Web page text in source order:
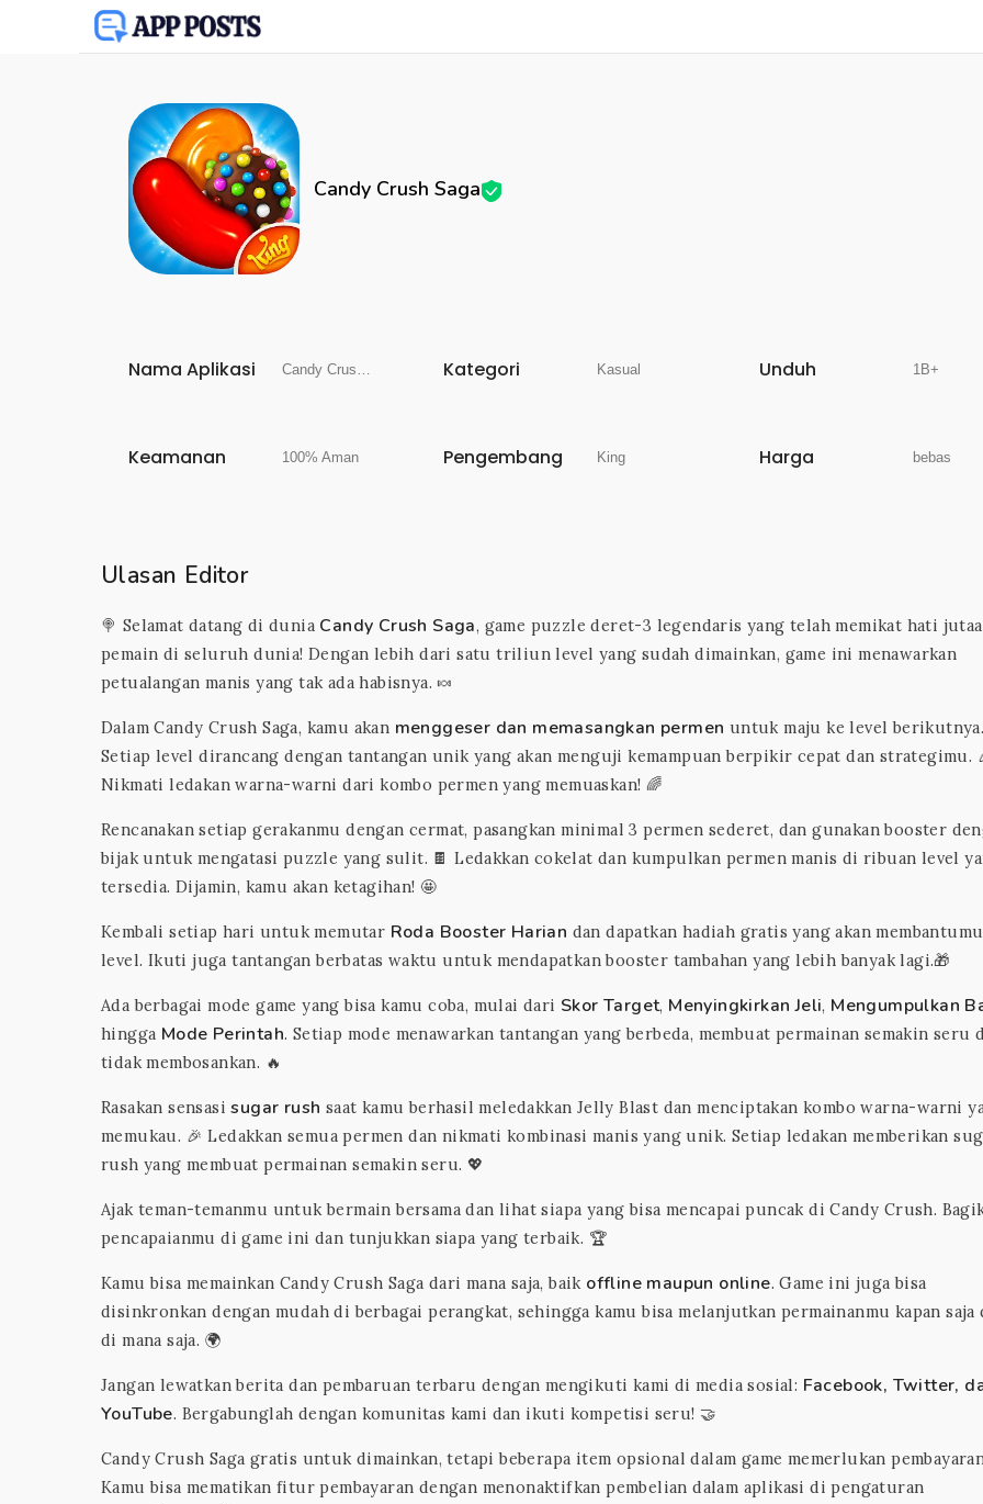
Candy Crush Saga
Nama Aplikasi Candy Crush Saga Kategori Kasual Unduh 1B+
Keamanan 100% Aman Pengembang King Harga bebas
Ulasan Editor
🍭 Selamat datang di dunia Candy Crush Saga, game puzzle deret-3 legendaris yang telah memikat hati
pemain di seluruh dunia! Dengan lebih dari satu triliun level yang sudah dimainkan, game ini menawarkan
petualangan manis yang tak ada habisnya. 🍬
Dalam Candy Crush Saga, kamu akan menggeser dan memasangkan permen untuk maju ke level
Setiap level dirancang dengan tantangan unik yang akan menguji kemampuan berpikir cepat dan strategimu.
Nikmati ledakan warna-warni dari kombo permen yang memuaskan! 🌈
Rencanakan setiap gerakanmu dengan cermat, pasangkan minimal 3 permen sederet, dan gunakan booster
bijak untuk mengatasi puzzle yang sulit. 🍫 Ledakkan cokelat dan kumpulkan permen manis di ribuan level
tersedia. Dijamin, kamu akan ketagihan! 🤩
Kembali setiap hari untuk memutar Roda Booster Harian dan dapatkan hadiah gratis yang akan
level. Ikuti juga tantangan berbatas waktu untuk mendapatkan booster tambahan yang lebih banyak lagi.🎁
Ada berbagai mode game yang bisa kamu coba, mulai dari Skor Target, Menyingkirkan Jeli, Mengumpulkan
hingga Mode Perintah. Setiap mode menawarkan tantangan yang berbeda, membuat permainan semakin seru
tidak membosankan. 🔥
Rasakan sensasisugar rush saat kamu berhasil meledakkan Jelly Blast dan menciptakan kombo warna-warni
memukau. 🎉 Ledakkan semua permen dan nikmati kombinasi manis yang unik. Setiap ledakan memberikan
rush yang membuat permainan semakin seru. 💖
Ajak teman-temanmu untuk bermain bersama dan lihat siapa yang bisa mencapai puncak di Candy Crush.
pencapaianmu di game ini dan tunjukkan siapa yang terbaik. 🏆
Kamu bisa memainkan Candy Crush Saga dari mana saja, baik offline maupun online. Game ini juga bisa
disinkronkan dengan mudah di berbagai perangkat, sehingga kamu bisa melanjutkan permainanmu kapan saja
di mana saja. 🌍
Jangan lewatkan berita dan pembaruan terbaru dengan mengikuti kami di media sosial: Facebook, Twitter,
YouTube. Bergabunglah dengan komunitas kami dan ikuti kompetisi seru! 🤝
Candy Crush Saga gratis untuk dimainkan, tetapi beberapa item opsional dalam game memerlukan
Kamu bisa mematikan fitur pembayaran dengan menonaktifkan pembelian dalam aplikasi di pengaturan